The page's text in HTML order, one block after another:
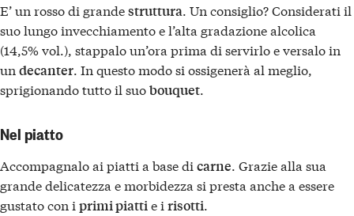
E’ un rosso di grandestruttura. Un consiglio? Considerati il
suo lungo invecchiamento e l’alta gradazione alcolica
(14,5% vol.), stappalo un’ora prima di servirlo e versalo in
un decanter. In questo modo si ossigenerà al meglio,
sprigionando tutto il suobouquet.
Nel piatto
Accompagnalo ai piatti a base di carne. Grazie alla sua
grande delicatezza e morbidezza si presta anche a essere
gustato con i primi piattie i risotti.